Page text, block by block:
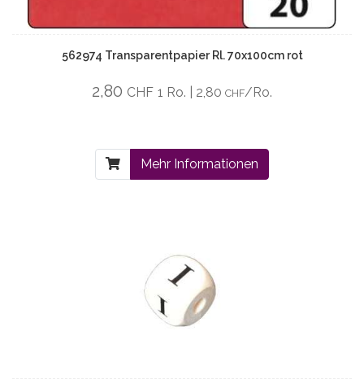
562974 Transparentpapier Rl. 70x100cm rot
2,80 CHF 1 Ro. | 2,80 CHF/Ro.
Mehr Informationen